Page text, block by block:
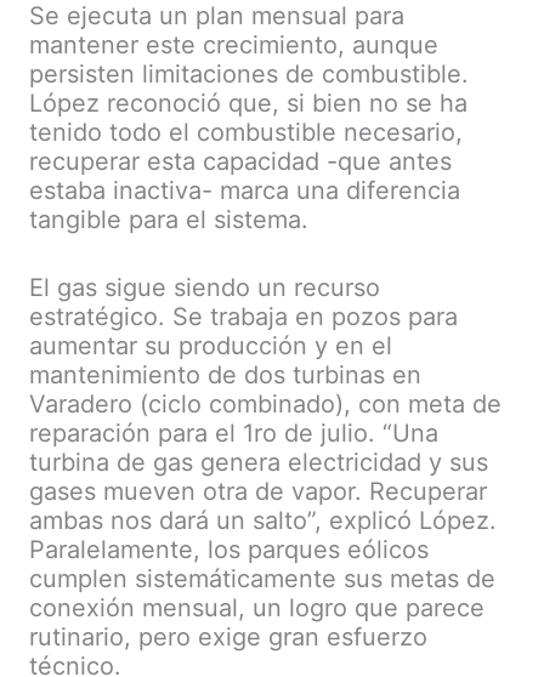
Se ejecuta un plan mensual para
mantener este crecimiento, aunque
persisten limitaciones de combustible.
López reconoció que, si bien no se ha
tenido todo el combustible necesario,
recuperar esta capacidad -que antes
estaba inactiva- marca una diferencia
tangible para el sistema.
El gas sigue siendo un recurso
estratégico. Se trabaja en pozos para
aumentar su producción y en el
mantenimiento de dos turbinas en
Varadero (ciclo combinado), con meta de
reparación para el 1ro de julio. “Una
turbina de gas genera electricidad y sus
gases mueven otra de vapor. Recuperar
ambas nos dará un salto”, explicó López.
Paralelamente, los parques eólicos
cumplen sistemáticamente sus metas de
conexión mensual, un logro que parece
rutinario, pero exige gran esfuerzo
técnico.